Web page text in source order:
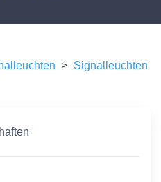
> Signalleuchten